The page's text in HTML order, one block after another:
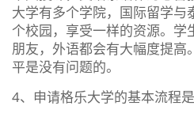
大学有多个学院，国际留学与
个校园，享受一样的资源。学
朋友，外语都会有大幅度提高
平是没有问题的。
4、申请格乐大学的基本流程是